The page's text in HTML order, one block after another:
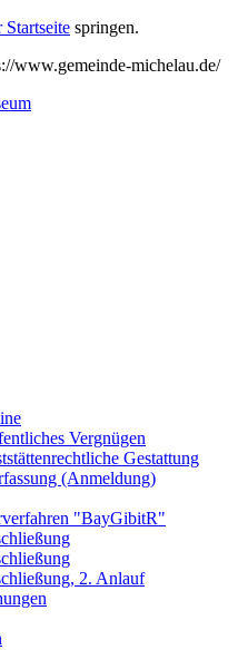
Startseite springen.
www.gemeinde-michelau.de/
Vergnügen
Gestattung
(Anmeldung)
"BayGibitR"
2. Anlauf